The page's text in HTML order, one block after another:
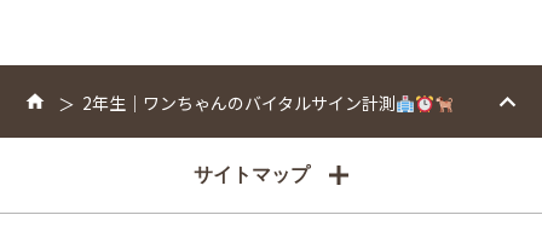
2年生｜ワンちゃんのバイタルサイン計測
サイトマップ